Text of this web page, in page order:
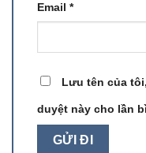
Email *
Lưu tên của
duyệt này cho lần